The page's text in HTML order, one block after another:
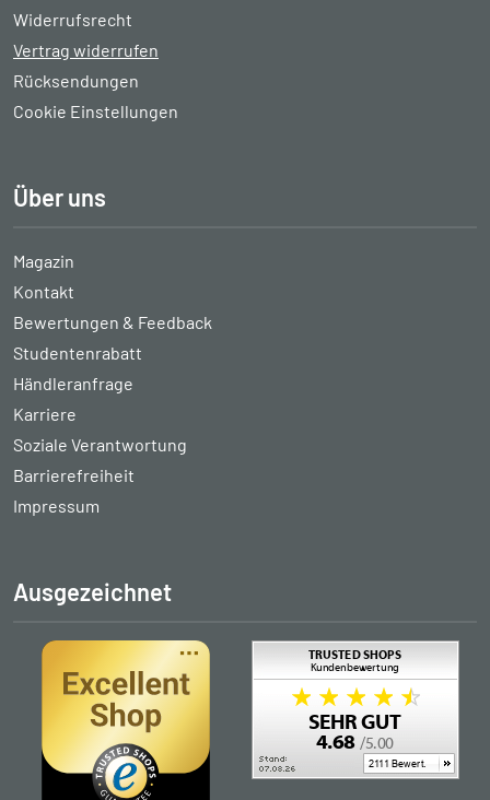
Widerrufsrecht
Vertrag widerrufen
Rücksendungen
Cookie Einstellungen
Über uns
Magazin
Kontakt
Bewertungen & Feedback
Studentenrabatt
Händleranfrage
Karriere
Soziale Verantwortung
Barrierefreiheit
Impressum
Ausgezeichnet